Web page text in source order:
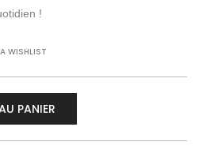
!
PANIER
WISHLIST